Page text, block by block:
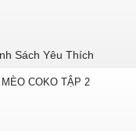
Sách Yêu Thích
COKO TẬP 2